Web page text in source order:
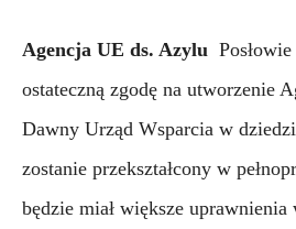
Agencja UE ds. Azylu
ostateczną zgodę na utworzenie
Dawny Urząd Wsparcia w
zostanie przekształcony w
będzie miał większe uprawnienia